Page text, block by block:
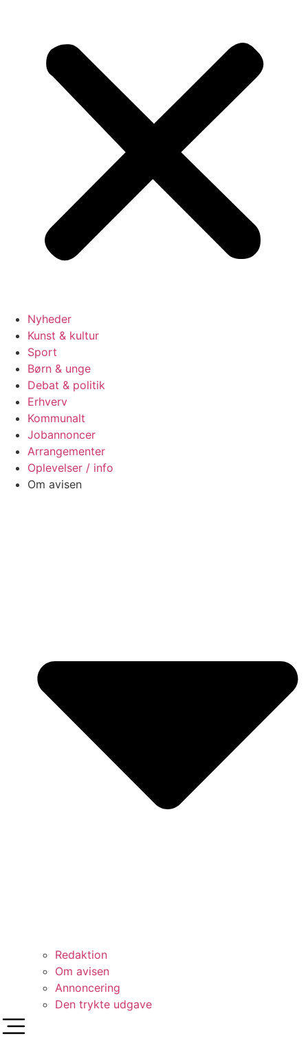
Nyheder
Kunst & kultur
Sport
Børn & unge
Debat & politik
Erhverv
Kommunalt
Jobannoncer
Arrangementer
Oplevelser / info
Om avisen
Redaktion
Om avisen
Annoncering
Den trykte udgave